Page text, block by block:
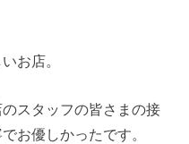
お店。
スタッフの皆さまの接
お優しかったです。